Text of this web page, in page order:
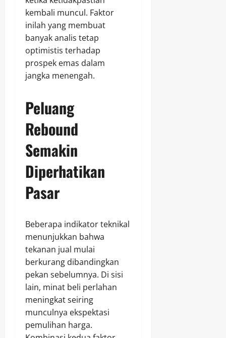
kembali muncul. Faktor
inilah yang membuat
banyak analis tetap
optimistis terhadap
prospek emas dalam
jangka menengah.
Peluang
Rebound
Semakin
Diperhatikan
Pasar
Beberapa indikator teknikal
menunjukkan bahwa
tekanan jual mulai
berkurang dibandingkan
pekan sebelumnya. Di sisi
lain, minat beli perlahan
meningkat seiring
munculnya ekspektasi
pemulihan harga.